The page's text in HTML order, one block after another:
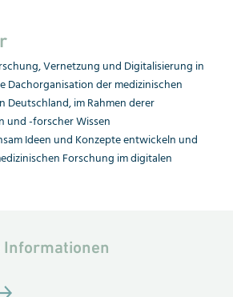
Vernetzung und Digitalisierung in
Dachorganisation der medizinischen
Deutschland, im Rahmen derer
und -forscher Wissen
Ideen und Konzepte entwickeln und
nischen Forschung im digitalen